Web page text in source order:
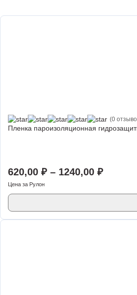
(0
Пленка пароизоляционная
620,00 ₽ – 1240,00 ₽
Цена за Рулон